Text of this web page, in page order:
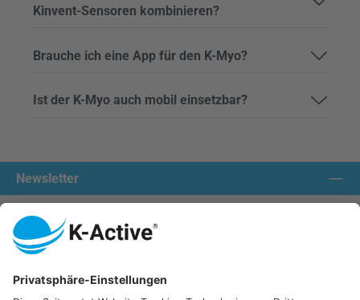
Kinvent-Sensoren kombinieren?
Brauche ich eine App für den K-Myo?
Ist der K-Myo auch mobil einsetzbar?
Newsletter
Kontakt aufnehmen:
Unsere Communities
Wir versenden mit: